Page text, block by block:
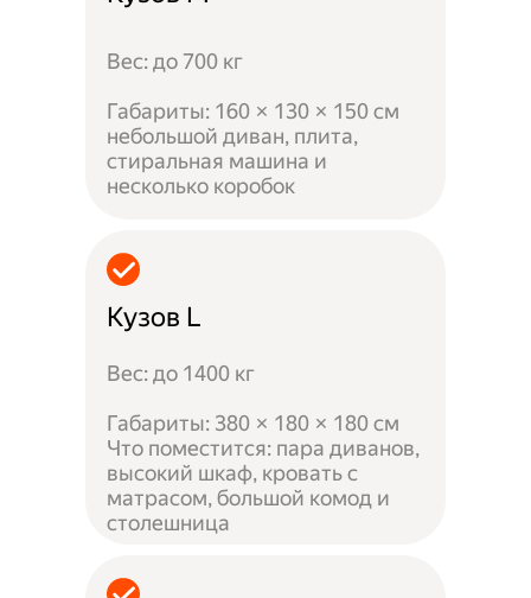
Вес: до 700 кг
Габариты: 160 × 130 × 150 см
небольшой диван, плита,
стиральная машина и
несколько коробок
Кузов L
Вес: до 1400 кг
Габариты: 380 × 180 × 180 см
Что поместится: пара диванов,
высокий шкаф, кровать с
матрасом, большой комод и
столешница